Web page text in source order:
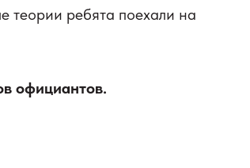
теории ребята поехали на
официантов.